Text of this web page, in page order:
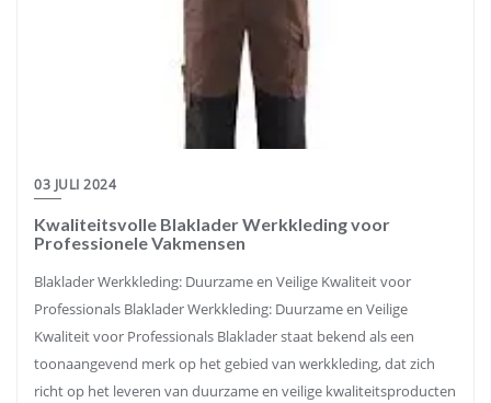
03 JULI 2024
Kwaliteitsvolle Blaklader Werkkleding voor
Professionele Vakmensen
Blaklader Werkkleding: Duurzame en Veilige Kwaliteit voor
Professionals Blaklader Werkkleding: Duurzame en Veilige
Kwaliteit voor Professionals Blaklader staat bekend als een
toonaangevend merk op het gebied van werkkleding, dat zich
richt op het leveren van duurzame en veilige kwaliteitsproducten